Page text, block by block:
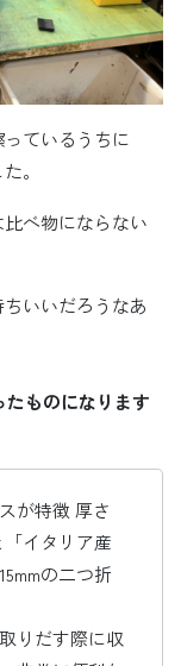
ているうちに
。
べ物にならない
いいだろうなあ
ものになります
が特徴 厚さ
「イタリア産
の二つ折
りだす際に収